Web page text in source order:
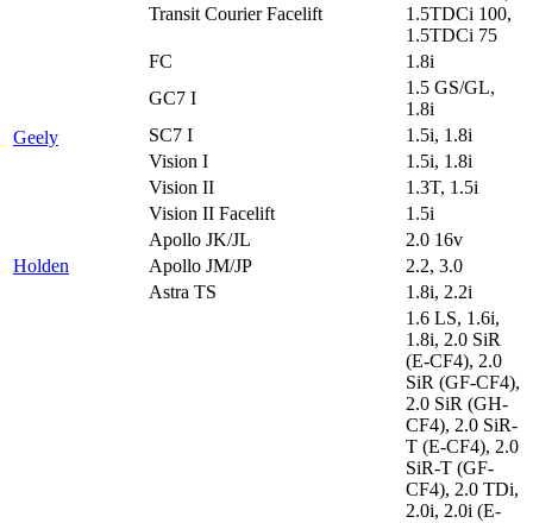
Transit Courier Facelift
1.5TDCi 100,
1.5TDCi 75
Geely
FC
1.8i
GC7 I
1.5 GS/GL,
1.8i
SC7 I
1.5i, 1.8i
Vision I
1.5i, 1.8i
Vision II
1.3T, 1.5i
Vision II Facelift
1.5i
Holden
Apollo JK/JL
2.0 16v
Apollo JM/JP
2.2, 3.0
Astra TS
1.8i, 2.2i
1.6 LS, 1.6i,
1.8i, 2.0 SiR
(E-CF4), 2.0
SiR (GF-CF4),
2.0 SiR (GH-
CF4), 2.0 SiR-
T (E-CF4), 2.0
SiR-T (GF-
CF4), 2.0 TDi,
2.0i, 2.0i (E-